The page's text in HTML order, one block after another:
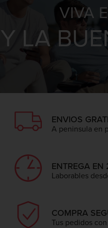
VIVA
Y LA
ENVIOS
A peninsula en
ENTREGA
Laborables
COMPRA
Tus pedidos